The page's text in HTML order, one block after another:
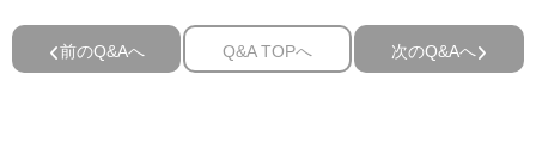
前のQ&Aへ Q&A TOPへ 次のQ&Aへ